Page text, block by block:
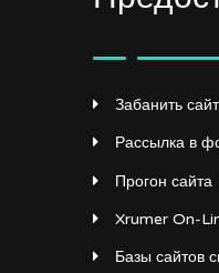
Забанить сайт
Рассылка в
Прогон сайта
Xrumer On-
Базы сайтов